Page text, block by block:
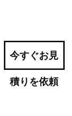
今すぐお見
積りを依頼